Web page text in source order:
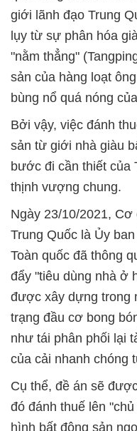
giới lãnh đạo Trung
lụy từ sự phân hóa
"nằm thẳng"
sản của hàng loạt
bùng nổ quá nóng
Bởi vậy, việc đánh
sản từ giới nhà giàu
bước đi cần thiết của
thịnh vượng chung.
Ngày 23/10/2021,
Trung Quốc là Ủy
Toàn quốc đã thông
đẩy "tiêu dùng nhà ở
được xây dựng trong
trạng đầu cơ bong
như tái phân phối lại
của cải nhanh chóng
Cụ thể, đề án sẽ
đó đánh thuế lên
hình bất động sản